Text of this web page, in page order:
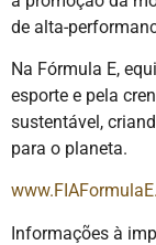
de alta-
Na Fórmula E,
esporte e pela
sustentável,
para o planeta.
Informações à